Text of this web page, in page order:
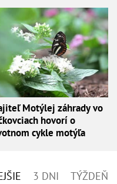
Motýlej záhrady vo
hovorí o
cykle motýľa
3 DNI TÝŽDEŇ